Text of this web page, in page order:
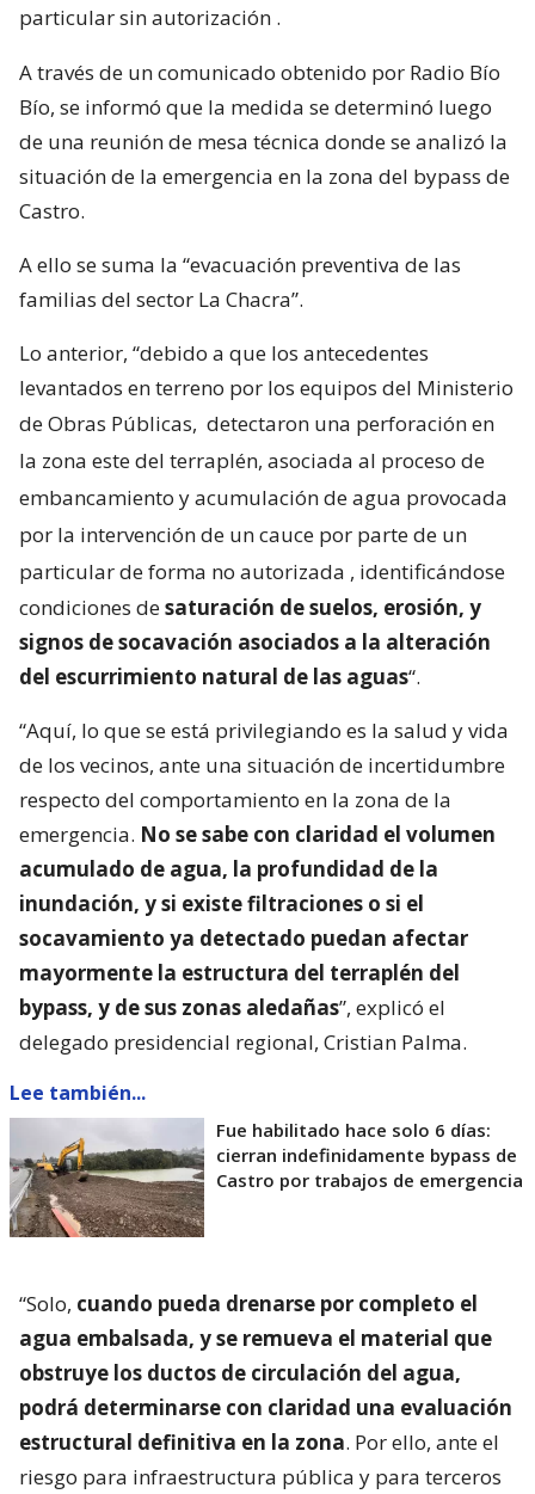
particular sin autorización .
A través de un comunicado obtenido por Radio Bío
Bío, se informó que la medida se determinó luego
de una reunión de mesa técnica donde se analizó la
situación de la emergencia en la zona del bypass de
Castro.
A ello se suma la “evacuación preventiva de las
familias del sector La Chacra”.
Lo anterior, “debido a que los antecedentes
levantados en terreno por los equipos del Ministerio
de Obras Públicas, detectaron una perforación en
la zona este del terraplén, asociada al proceso de
embancamiento y acumulación de agua provocada
por la intervención de un cauce por parte de un
particular de forma no autorizada , identificándose
condiciones desaturación de suelos, erosión, y
signos de socavación asociados a la alteración
del escurrimiento natural de las aguas“.
“Aquí, lo que se está privilegiando es la salud y vida
de los vecinos, ante una situación de incertidumbre
respecto del comportamiento en la zona de la
emergencia. No se sabe con claridad el volumen
acumulado de agua, la profundidad de la
inundación, y si existe filtraciones o si el
socavamiento ya detectado puedan afectar
mayormente la estructura del terraplén del
bypass, y de sus zonas aledañas”, explicó el
delegado presidencial regional, Cristian Palma.
Lee también...
Fue habilitado hace solo 6 días:
cierran indefinidamente bypass de
Castro por trabajos de emergencia
“Solo, cuando pueda drenarse por completo el
agua embalsada, y se remueva el material que
obstruye los ductos de circulación del agua,
podrá determinarse con claridad una evaluación
estructural definitiva en la zona. Por ello, ante el
riesgo para infraestructura pública y para terceros